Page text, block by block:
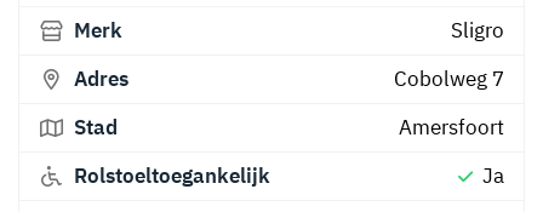
Merk
Sligro
Adres
Cobolweg 7
Stad
Amersfoort
Rolstoeltoegankelijk
Ja